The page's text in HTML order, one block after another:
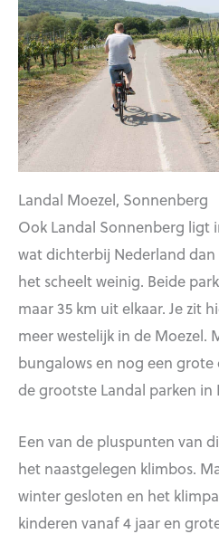
Landal Moezel, Sonnenberg
Ook Landal Sonnenberg ligt
wat dichterbij Nederland
het scheelt weinig. Beide
maar 35 km uit elkaar. Je zit
meer westelijk in de Moezel.
bungalows en nog een
de grootste Landal parken in
Een van de pluspunten van
het naastgelegen klimbos.
winter gesloten en het
kinderen vanaf 4 jaar en